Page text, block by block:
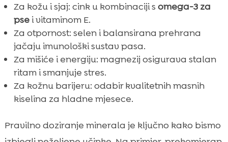
Za kožu i sjaj: cink u kombinaciji s omega-3 za
psei vitaminom E.
Za otpornost: selen i balansirana prehrana
jačaju imunološki sustav pasa.
Za mišiće i energiju: magnezij osigurava stalan
ritam i smanjuje stres.
Za kožnu barijeru: odabir kvalitetnih masnih
kiselina za hladne mjesece.
Pravilno doziranje minerala je ključno kako bismo